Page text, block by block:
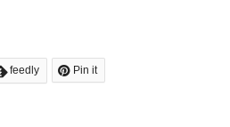
feedly Pin it